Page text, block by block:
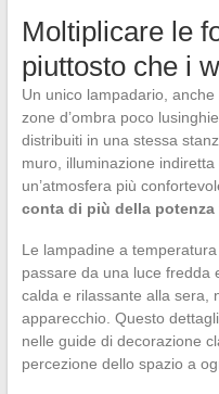
Moltiplicare le
piuttosto che i
Un unico lampadario,
zone d’ombra poco
distribuiti in una stessa
muro, illuminazione
un’atmosfera più
conta di più della potenza
Le lampadine a
passare da una luce fredda
calda e rilassante alla sera,
apparecchio. Questo
nelle guide di decorazione
percezione dello spazio a